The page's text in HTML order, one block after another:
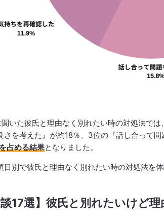
いた彼氏と理由なく別れたい時の対処法で
さを考えた』が約18％、3位の『話し合って問
占める結果となりました。
目別で彼氏と理由なく別れたい時の対処法を
談17選】彼氏と別れたいけど